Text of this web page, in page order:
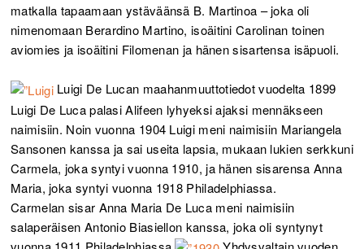
matkalla tapaamaan ystäväänsä B. Martinoa – joka oli
nimenomaan Berardino Martino, isoäitini Carolinan toinen
aviomies ja isoäitini Filomenan ja hänen sisartensa isäpuoli.
Luigi De Lucan maahanmuuttotiedot vuodelta 1899
Luigi De Luca palasi Alifeen lyhyeksi ajaksi mennäkseen
naimisiin. Noin vuonna 1904 Luigi meni naimisiin Mariangela
Sansonen kanssa ja sai useita lapsia, mukaan lukien serkkuni
Carmela, joka syntyi vuonna 1910, ja hänen sisarensa Anna
Maria, joka syntyi vuonna 1918 Philadelphiassa.
Carmelan sisar Anna Maria De Luca meni naimisiin
salaperäisen Antonio Biasiellon kanssa, joka oli syntynyt